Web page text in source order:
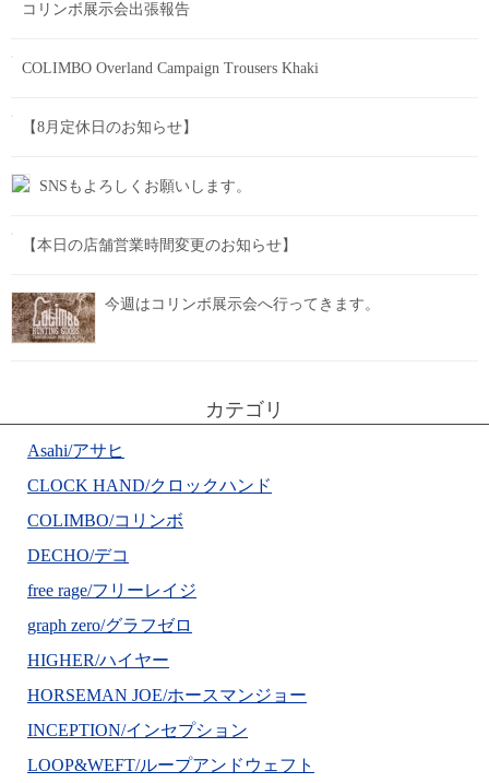
コリンボ展示会出張報告
COLIMBO Overland Campaign Trousers Khaki
【8月定休日のお知らせ】
SNSもよろしくお願いします。
【本日の店舗営業時間変更のお知らせ】
今週はコリンボ展示会へ行ってきます。
カテゴリ
Asahi/アサヒ
CLOCK HAND/クロックハンド
COLIMBO/コリンボ
DECHO/デコ
free rage/フリーレイジ
graph zero/グラフゼロ
HIGHER/ハイヤー
HORSEMAN JOE/ホースマンジョー
INCEPTION/インセプション
LOOP&WEFT/ループアンドウェフト